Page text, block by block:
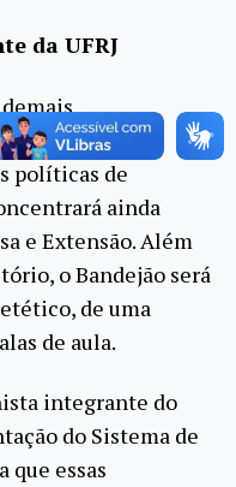
da UFRJ
não visará
políticas de
ainda
e Extensão. Além
o Bandejão será
de uma
de aula.
integrante do
do Sistema de
que essas